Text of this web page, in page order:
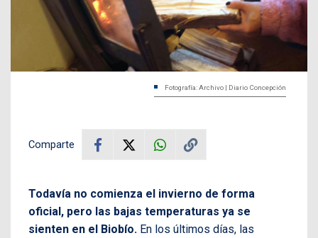
Fotografía: Archivo | Diario Concepción
Comparte
Todavía no comienza el invierno de forma
oficial, pero las bajas temperaturas ya se
sienten en el Biobío. En los últimos días, las